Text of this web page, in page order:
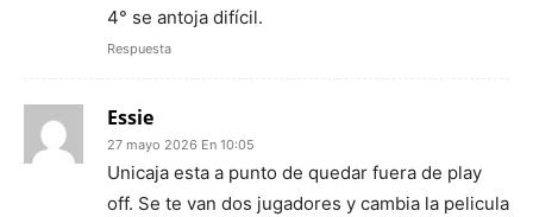
4° se antoja difícil.
Respuesta
Essie
27 mayo 2026 En 10:05
Unicaja esta a punto de quedar fuera de play
off. Se te van dos jugadores y cambia la pelicula